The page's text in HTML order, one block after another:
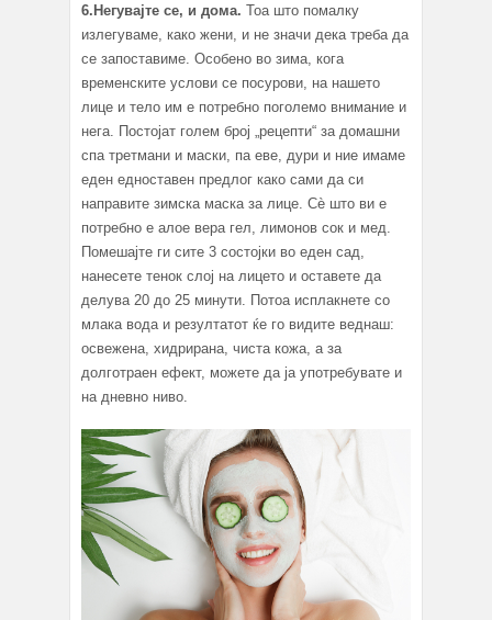
6.Негувајте се, и дома. Тоа што помалку
излегуваме, како жени, и не значи дека треба да
се запоставиме. Особено во зима, кога
временските услови се посурови, на нашето
лице и тело им е потребно поголемо внимание и
нега. Постојат голем број „рецепти“ за домашни
спа третмани и маски, па еве, дури и ние имаме
еден едноставен предлог како сами да си
направите зимска маска за лице. Сѐ што ви е
потребно е алое вера гел, лимонов сок и мед.
Помешајте ги сите 3 состојки во еден сад,
нанесете тенок слој на лицето и оставете да
делува 20 до 25 минути. Потоа исплакнете со
млака вода и резултатот ќе го видите веднаш:
освежена, хидрирана, чиста кожа, а за
долготраен ефект, можете да ја употребувате и
на дневно ниво.